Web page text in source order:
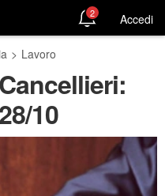
2 Accedi
> Lavoro
10